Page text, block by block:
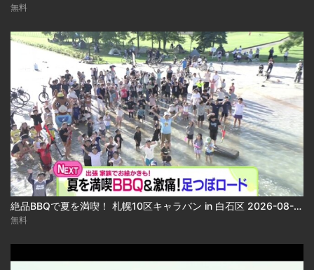
無料
絶品BBQで夏を満喫！ 札幌10区キャラバン in 白石区 2026-08-06
無料